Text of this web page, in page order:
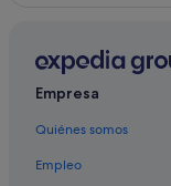
Villas en
Casas de
Casas rurales en
Casas de campo
Empresa
Quiénes somos
Empleo